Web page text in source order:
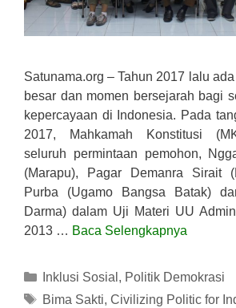
Satunama.org – Tahun 2017 lalu
besar dan momen bersejarah bagi
kepercayaan di Indonesia. Pada
2017, Mahkamah Konstitusi
seluruh permintaan pemohon,
(Marapu), Pagar Demanra Sirait
Purba (Ugamo Bangsa Batak)
Darma) dalam Uji Materi UU
2013 … Baca Selengkapnya
Kategori
Inklusi Sosial , Politik Demokrasi
Tag
Bima Sakti, Civilizing Politic for